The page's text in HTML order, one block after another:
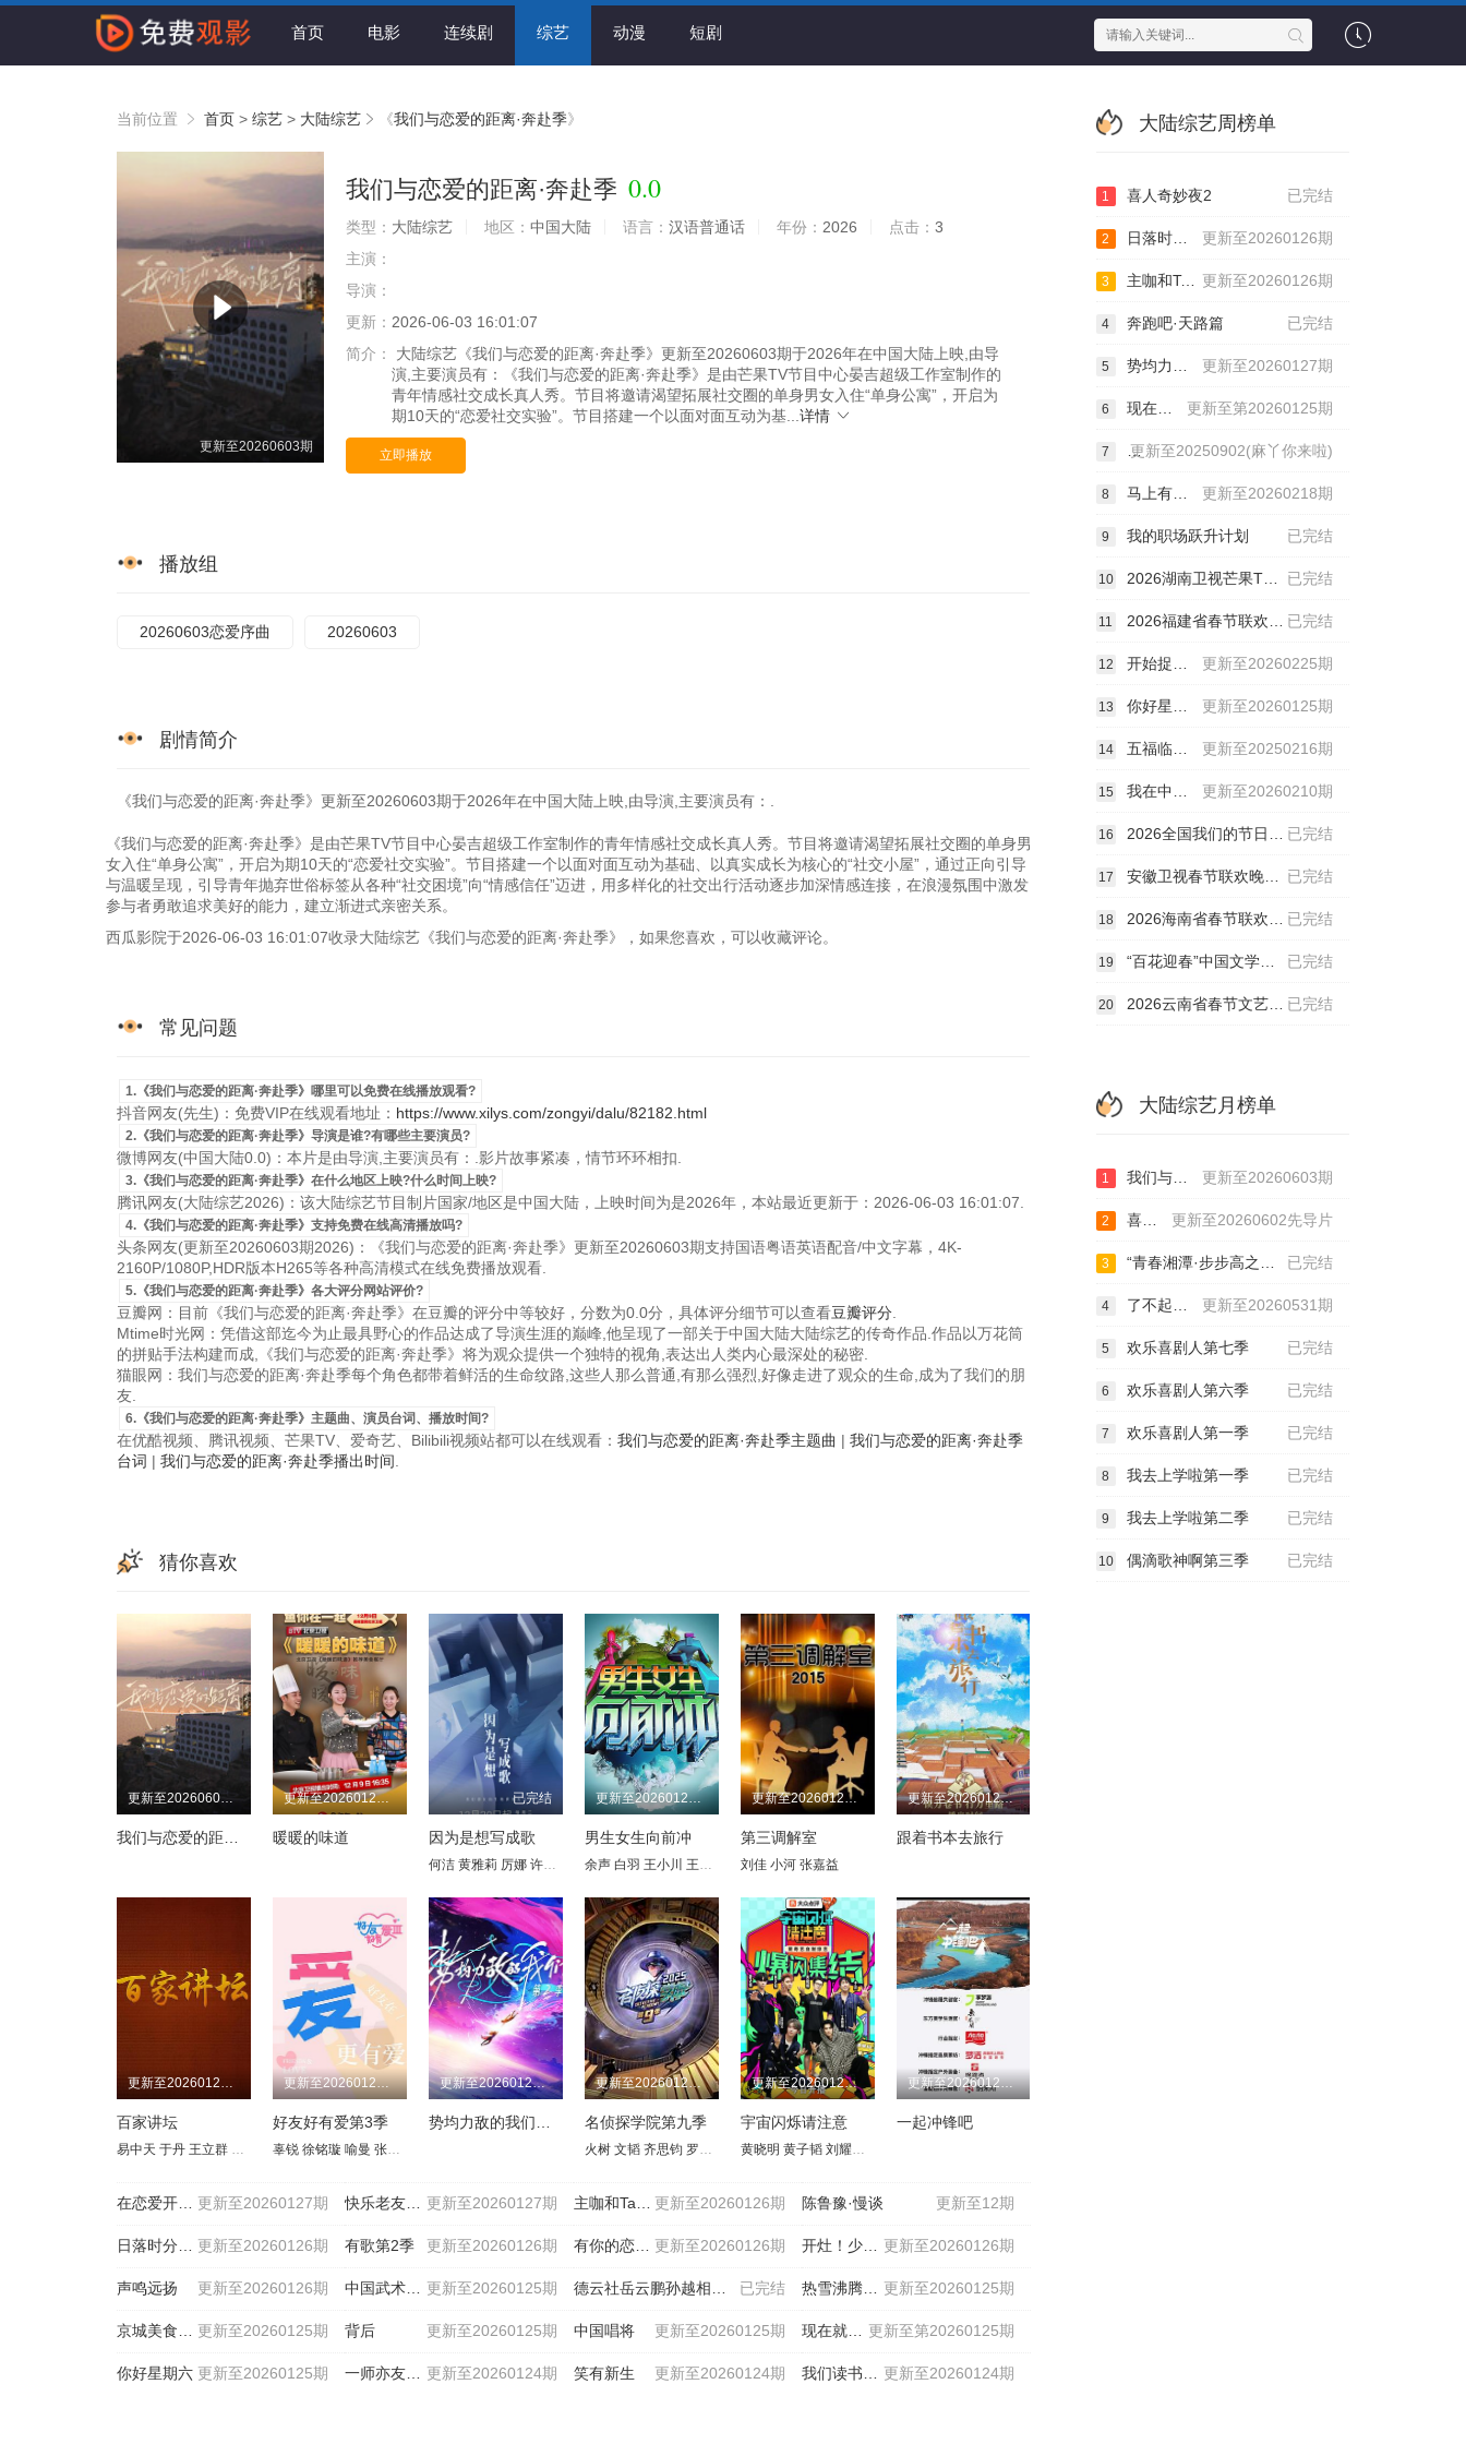
首页 电影 连续剧 综艺 动漫 短剧
当前位置 首页 > 综艺 > 大陆综艺 《我们与恋爱的距离·奔赴季》
更新至20260603期
我们与恋爱的距离·奔赴季 0.0
类型： 大陆综艺 地区： 中国大陆 语言： 汉语普通话 年份： 2026 点击： 3
主演：
导演：
更新： 2026-06-03 16:01:07
简介：
大陆综艺《我们与恋爱的距离·奔赴季》更新至20260603期于2026年在中国大陆上映,由导
演,主要演员有：《我们与恋爱的距离·奔赴季》是由芒果TV节目中心晏吉超级工作室制作的
青年情感社交成长真人秀。节目将邀请渴望拓展社交圈的单身男女入住“单身公寓”，开启为
期10天的“恋爱社交实验”。节目搭建一个以面对面互动为基... 详情
立即播放
播放组
20260603恋爱序曲 20260603
剧情简介
《我们与恋爱的距离·奔赴季》更新至20260603期于2026年在中国大陆上映,由导演,主要演员有：.
《我们与恋爱的距离·奔赴季》是由芒果TV节目中心晏吉超级工作室制作的青年情感社交成长真人秀。节目将邀请渴望拓展社交圈的单身男
女入住“单身公寓”，开启为期10天的“恋爱社交实验”。节目搭建一个以面对面互动为基础、以真实成长为核心的“社交小屋”，通过正向引导
与温暖呈现，引导青年抛弃世俗标签从各种“社交困境”向“情感信任”迈进，用多样化的社交出行活动逐步加深情感连接，在浪漫氛围中激发
参与者勇敢追求美好的能力，建立渐进式亲密关系。
西瓜影院于2026-06-03 16:01:07收录大陆综艺《我们与恋爱的距离·奔赴季》，如果您喜欢，可以收藏评论。
常见问题
1.《我们与恋爱的距离·奔赴季》哪里可以免费在线播放观看?
抖音网友(先生)：免费VIP在线观看地址： https://www.xilys.com/zongyi/dalu/82182.html
2.《我们与恋爱的距离·奔赴季》导演是谁?有哪些主要演员?
微博网友(中国大陆0.0)：本片是由导演,主要演员有：.影片故事紧凑，情节环环相扣.
3.《我们与恋爱的距离·奔赴季》在什么地区上映?什么时间上映?
腾讯网友(大陆综艺2026)：该大陆综艺节目制片国家/地区是中国大陆，上映时间为是2026年，本站最近更新于：2026-06-03 16:01:07.
4.《我们与恋爱的距离·奔赴季》支持免费在线高清播放吗?
头条网友(更新至20260603期2026)：《我们与恋爱的距离·奔赴季》更新至20260603期支持国语粤语英语配音/中文字幕，4K-
2160P/1080P,HDR版本H265等各种高清模式在线免费播放观看.
5.《我们与恋爱的距离·奔赴季》各大评分网站评价?
豆瓣网：目前《我们与恋爱的距离·奔赴季》在豆瓣的评分中等较好，分数为0.0分，具体评分细节可以查看豆瓣评分
Mtime时光网：凭借这部迄今为止最具野心的作品达成了导演生涯的巅峰,他呈现了一部关于中国大陆大陆综艺的传奇作品.作品以万花筒
的拼贴手法构建而成,《我们与恋爱的距离·奔赴季》将为观众提供一个独特的视角,表达出人类内心最深处的秘密.
猫眼网：我们与恋爱的距离·奔赴季每个角色都带着鲜活的生命纹路,这些人那么普通,有那么强烈,好像走进了观众的生命,成为了我们的朋
友.
6.《我们与恋爱的距离·奔赴季》主题曲、演员台词、播放时间?
在优酷视频、腾讯视频、芒果TV、爱奇艺、Bilibili视频站都可以在线观看： 我们与恋爱的距离·奔赴季主题曲 | 我们与恋爱的距离·奔赴季
台词 | 我们与恋爱的距离·奔赴季播出时间
猜你喜欢
更新至20260603期
我们与恋爱的距离·奔赴季
更新至20260127期
暖暖的味道
已完结
因为是想写成歌
何洁 黄雅莉 厉娜 许飞 陈楚生 李霄云 黄英 曾轶可 段林希 刘忻 苏妙玲 白举纲
更新至20260127期
男生女生向前冲
余声 白羽 王小川 王乐乐 宋秋熠 张亚群
更新至20260127期
第三调解室
刘佳 小河 张嘉益
更新至20260127期
跟着书本去旅行
百家讲坛
易中天 于丹 王立群 周汝昌 阎崇年 郦波 马未都 袁腾飞 周国平 孔庆东 鲍鹏山 曾仕强 王蒙
更新至20260127期
好友好有爱第3季
辜锐 徐铭璇 喻曼 张奕方
更新至20260127期 更新至20260127期
名侦探学院第九季
更新至20260127期
宇宙闪烁请注意
黄晓明 黄子韬 刘耀文
更新至20260127期
一起冲锋吧
更新至20260127期
在恋爱开始之前 更新至20260127期
快乐老友·有风季 更新至20260126期
主咖和Ta的朋友们 更新至12期
陈鲁豫·慢谈
更新至20260126期
日落时分说爱你 更新至20260126期
有歌第2季 更新至20260126期
有你的恋歌第二季 更新至20260126期
开灶！少年团
更新至20260126期
声鸣远扬 更新至20260125期
中国武术王中王第二季 已完结
德云社岳云鹏孙越相声专场深圳站2026 更新至20260125期
热雪沸腾的我们
更新至20260125期
京城美食地图 更新至20260125期
背后 更新至20260125期
中国唱将 更新至第20260125期
现在就出发第三季
更新至20260125期
你好星期六 更新至20260124期
一师亦友良师季 更新至20260124期
笑有新生 更新至20260124期
我们读书吧第二季
大陆综艺周榜单
已完结
1 喜人奇妙夜2
更新至20260126期
2 日落时分说爱你
更新至20260126期
3 主咖和Ta的朋友们
已完结
4 奔跑吧·天路篇
更新至20260127期
5 势均力敌的我们第2季
更新至第20260125期
6 现在就出发第三季
更新至20250902(麻丫你来啦)
7 麻花特开心第二季
更新至20260218期
8 马上有喜人
已完结
9 我的职场跃升计划
已完结
10 2026湖南卫视芒果TV春节联欢晚会
已完结
11 2026福建省春节联欢晚会
更新至20260225期
12 开始捉迷藏第二季
更新至20260125期
13 你好星期六
更新至20250216期
14 五福临门团综·友福同享
更新至20260210期
15 我在中国当农人第二季
已完结
16 2026全国我们的节日·春节主题文化活动
已完结
17 安徽卫视春节联欢晚会2026
已完结
18 2026海南省春节联欢晚会：来海南见春天
已完结
19 “百花迎春”中国文学艺术界2026春节大联欢
已完结
20 2026云南省春节文艺晚会
大陆综艺月榜单
更新至20260603期
1 我们与恋爱的距离·奔赴季
更新至20260602先导片
2 喜欢你我也是第六季
已完结
3 “青春湘潭·步步高之夜”演唱会
更新至20260531期
4 了不起的少年
已完结
5 欢乐喜剧人第七季
已完结
6 欢乐喜剧人第六季
已完结
7 欢乐喜剧人第一季
已完结
8 我去上学啦第一季
已完结
9 我去上学啦第二季
已完结
10 偶滴歌神啊第三季